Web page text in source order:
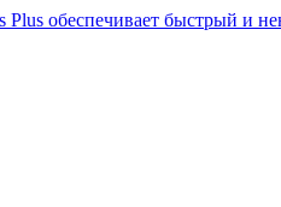
Plus обеспечивает быстрый и